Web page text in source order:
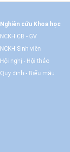
Nghiên cứu Khoa học
NCKH CB - GV
NCKH Sinh viên
Hội nghị - Hội thảo
Quy định - Biểu mẫu